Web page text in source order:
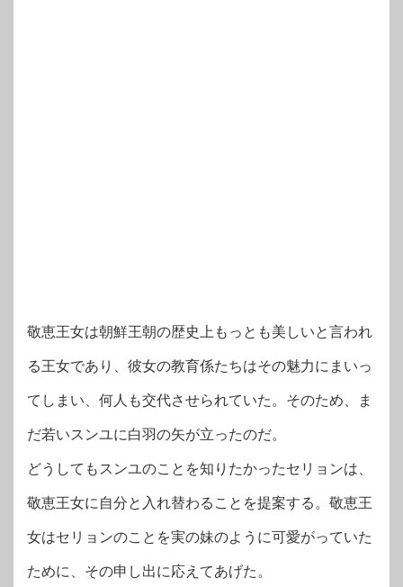
敬恵王女は朝鮮王朝の歴史上もっとも美しいと言われ
る王女であり、彼女の教育係たちはその魅力にまいっ
てしまい、何人も交代させられていた。そのため、ま
だ若いスンユに白羽の矢が立ったのだ。
どうしてもスンユのことを知りたかったセリョンは、
敬恵王女に自分と入れ替わることを提案する。敬恵王
女はセリョンのことを実の妹のように可愛がっていた
ために、その申し出に応えてあげた。